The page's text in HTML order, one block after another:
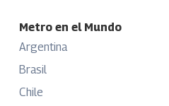
Metro en el Mundo
Argentina
Brasil
Chile